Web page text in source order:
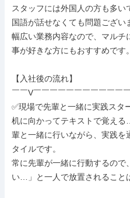
スタッフには外国人の方も多
国語が話せなくても問題ござい
幅広い業務内容なので、マル
事が好きな方にもおすすめです。
【入社後の流れ】
￣￣V￣￣￣￣￣￣￣￣￣￣￣
✅現場で先輩と一緒に実践スタ
机に向かってテキストで覚え
輩と一緒に行いながら、実践を
タイルです。
常に先輩が一緒に行動するので
い…」と一人で放置されること